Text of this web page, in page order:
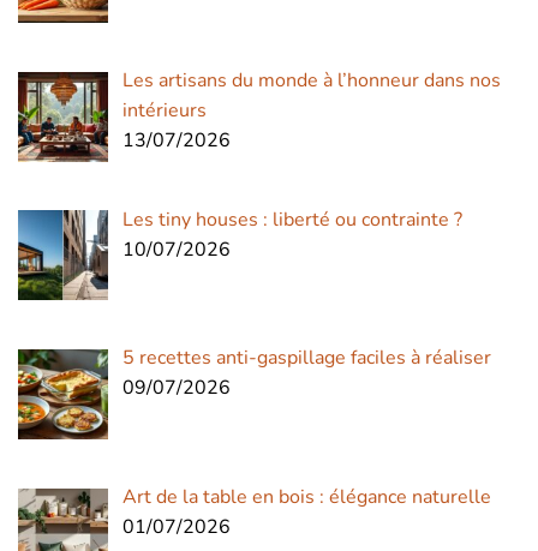
Les artisans du monde à l’honneur dans nos
intérieurs
13/07/2026
Les tiny houses : liberté ou contrainte ?
10/07/2026
5 recettes anti-gaspillage faciles à réaliser
09/07/2026
Art de la table en bois : élégance naturelle
01/07/2026